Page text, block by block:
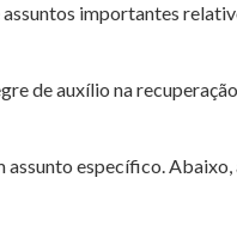
importantes
de auxílio na
específico.